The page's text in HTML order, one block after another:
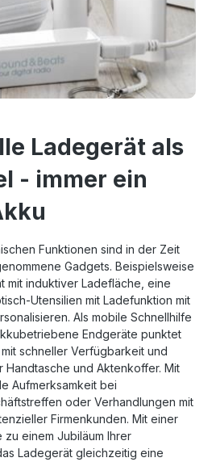
Ladegerät als
- immer ein
Funktionen sind in der Zeit
Gadgets. Beispielsweise
mit induktiver Ladefläche, eine
Utensilien mit Ladefunktion mit
Als mobile Schnellhilfe
Endgeräte punktet
schneller Verfügbarkeit und
und Aktenkoffer. Mit
Aufmerksamkeit bei
oder Verhandlungen mit
Firmenkunden. Mit einer
einem Jubiläum Ihrer
Ladegerät gleichzeitig eine